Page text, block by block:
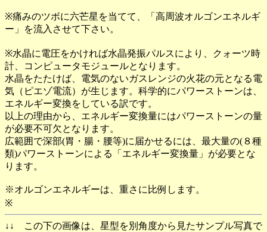
※痛みのツボに六芒星を当てて、「高周波オルゴンエネルギ
ー」を流入させて下さい。
※水晶に電圧をかければ水晶発振パルスにより、クォーツ時
計、コンピュータモジュールとなります。
水晶をたたけば、電気のないガスレンジの火花の元となる電
気（ピエゾ電流）が生じます。科学的にパワーストーンは、
エネルギー変換をしている訳です。
以上の理由から、エネルギー変換量にはパワーストーンの量
が必要不可欠となります。
広範囲で深部(胃・腸・腰等)に届かせるには、最大量の(８種
類)パワーストーンによる「エネルギー変換量」が必要とな
ります。
※オルゴンエネルギーは、重さに比例します。
※
↓↓ この下の画像は、星型を別角度から見たサンプル写真で